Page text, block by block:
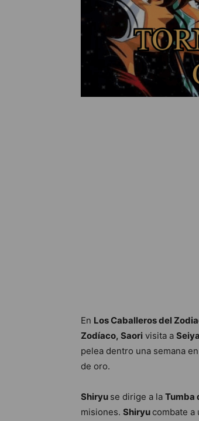
En Los Caballeros del
Zodíaco, Saori visita a Seiya
pelea dentro una semana
de oro.
Shiryu se dirige a la Tumba
misiones. Shiryu combate a